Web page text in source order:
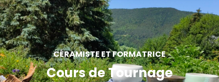
CÉRAMISTE ET FORMATRICE
Cours de Tournage